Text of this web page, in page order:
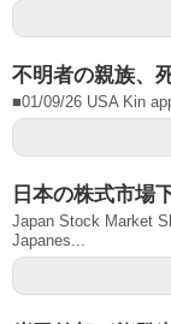
不明者の親族、
■01/09/26 USA Kin
日本の株式市場
Japan Stock Market
Japanes...